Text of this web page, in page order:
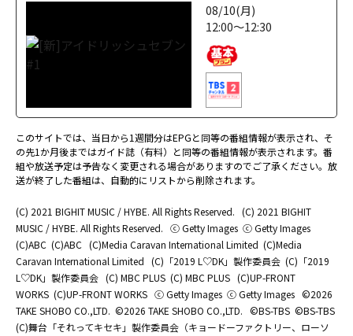
08/10(月)
12:00～12:30
このサイトでは、当日から1週間分はEPGと同等の番組情報が表示され、そ
の先1か月後まではガイド誌（有料）と同等の番組情報が表示されます。番
組や放送予定は予告なく変更される場合がありますのでご了承ください。放
送が終了した番組は、自動的にリストから削除されます。
(C) 2021 BIGHIT MUSIC / HYBE. All Rights Reserved. (C) 2021 BIGHIT
MUSIC / HYBE. All Rights Reserved. ⓒ Getty Images ⓒ Getty Images
(C)ABC (C)ABC (C)Media Caravan International Limited (C)Media
Caravan International Limited (C)「2019 L♡DK」製作委員会 (C)「2019
L♡DK」製作委員会 (C) MBC PLUS (C) MBC PLUS (C)UP-FRONT
WORKS (C)UP-FRONT WORKS ⓒ Getty Images ⓒ Getty Images ©2026
TAKE SHOBO CO.,LTD. ©2026 TAKE SHOBO CO.,LTD. ©BS-TBS ©BS-TBS
(C)舞台「それってキセキ」製作委員会（キョードーファクトリー、ローソ